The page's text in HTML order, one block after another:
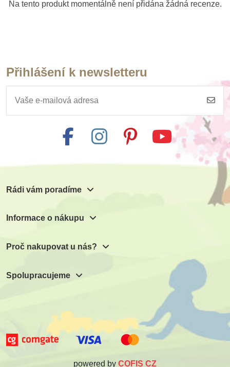
Na tento produkt momentálně není přidána žádná recenze.
Přihlášení k newsletteru
Rádi vám poradíme
Informace o nákupu
Proč nakupovat u nás?
Spolupracujeme
powered by COFIS CZ